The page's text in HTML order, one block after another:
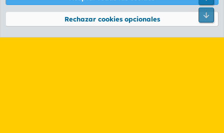
Community platform by XenForo® © 2010-2026 XenForo Ltd.
Rechazar cookies opcionales
Pie